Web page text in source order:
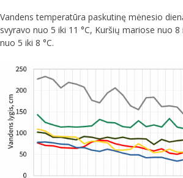
Vandens temperatūra paskutinę mėnesio
svyravo nuo 5 iki 11 °C, Kuršių mariose nuo
nuo 5 iki 8 °C.